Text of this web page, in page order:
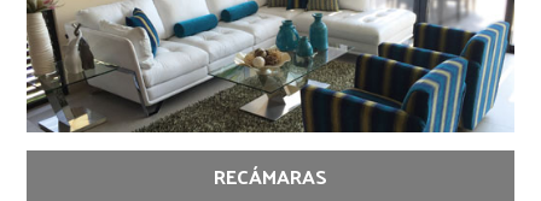
RECÁMARAS